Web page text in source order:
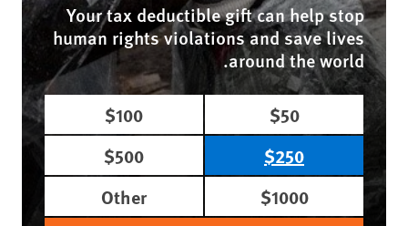
Your tax deductible gift can help stop
human rights violations and save lives
around the world.
$50
$100
$250
$500
$1000
Other